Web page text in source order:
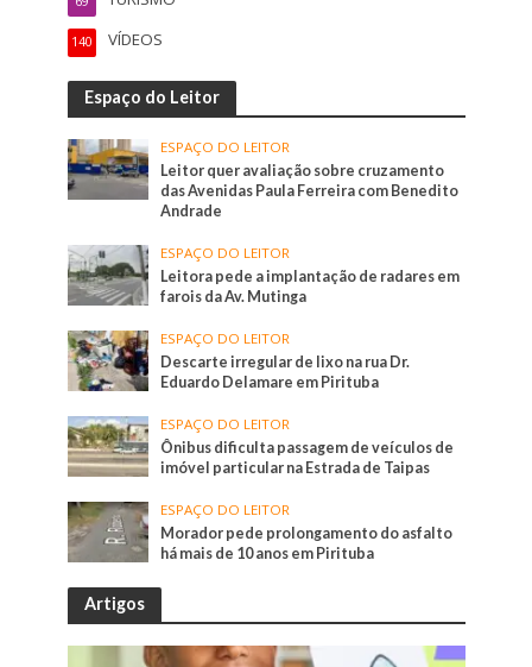
VÍDEOS
140
Espaço do Leitor
ESPAÇO DO LEITOR
Leitor quer avaliação sobre cruzamento
das Avenidas Paula Ferreira com Benedito
Andrade
ESPAÇO DO LEITOR
Leitora pede a implantação de radares em
farois da Av. Mutinga
ESPAÇO DO LEITOR
Descarte irregular de lixo na rua Dr.
Eduardo Delamare em Pirituba
ESPAÇO DO LEITOR
Ônibus dificulta passagem de veículos de
imóvel particular na Estrada de Taipas
ESPAÇO DO LEITOR
Morador pede prolongamento do asfalto
há mais de 10 anos em Pirituba
Artigos